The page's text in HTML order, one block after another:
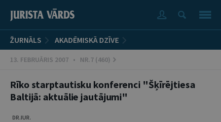
ŽURNĀLS AKADĒMISKĀ DZĪVE
13. FEBRUĀRIS 2007 • NR.7 (460)
Rīko starptautisku konferenci "Šķīrējtiesa
Baltijā: aktuālie jautājumi"
DR.IUR.